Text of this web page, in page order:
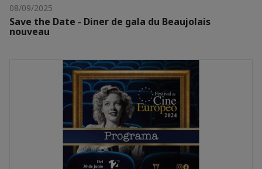
08/09/2025
Save the Date - Diner de gala du Beaujolais
nouveau